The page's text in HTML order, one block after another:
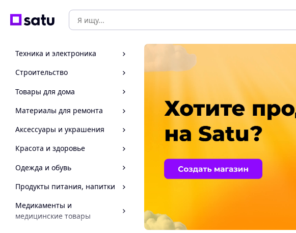
Техника и электроника
Строительство
Товары для дома
Материалы для ремонта
Аксессуары и украшения
Красота и здоровье
Одежда и обувь
Продукты питания, напитки
Медикаменты и
медицинские товары